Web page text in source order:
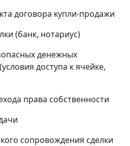
договора купли-продажи
(банк, нотариус)
денежных
доступа к ячейке,
права собственности
сопровождения сделки